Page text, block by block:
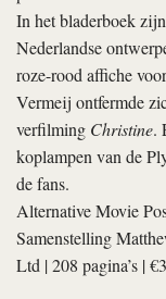
In het bladerboek
Nederlandse
roze-rood affiche
Vermeij ontfermde
verfilming Christine.
koplampen van de
de fans.
Alternative Movie
Samenstelling
Ltd | 208 pagina’s |